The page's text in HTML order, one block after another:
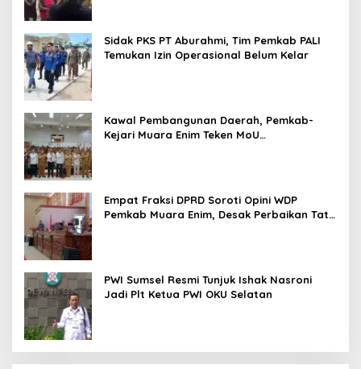
Sidak PKS PT Aburahmi, Tim Pemkab PALI
Temukan Izin Operasional Belum Kelar
Kawal Pembangunan Daerah, Pemkab-
Kejari Muara Enim Teken MoU
Empat Fraksi DPRD Soroti Opini WDP
Pemkab Muara Enim, Desak Perbaikan Tata
PWI Sumsel Resmi Tunjuk Ishak Nasroni
Jadi Plt Ketua PWI OKU Selatan